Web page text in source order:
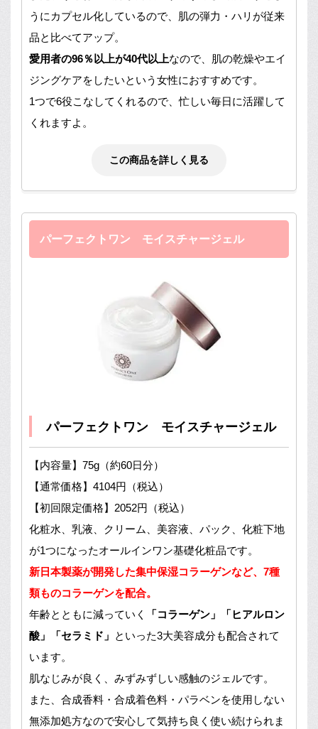
うにカプセル化しているので、肌の弾力・ハリが従来
品と比べてアップ。
愛用者の96％以上が40代以上なので、肌の乾燥やエイ
ジングケアをしたいという女性におすすめです。
1つで6役こなしてくれるので、忙しい毎日に活躍して
くれますよ。
この商品を詳しく見る
パーフェクトワン モイスチャージェル
パーフェクトワン モイスチャージェル
【内容量】75g（約60日分）
【通常価格】4104円（税込）
【初回限定価格】2052円（税込）
化粧水、乳液、クリーム、美容液、パック、化粧下地
が1つになったオールインワン基礎化粧品です。
新日本製薬が開発した集中保湿コラーゲンなど、7種
類ものコラーゲンを配合。
年齢とともに減っていく
「コラーゲン」「ヒアルロン
酸」「セラミド」 といった3大美容成分も配合されて
います。
肌なじみが良く、みずみずしい感触のジェルです。
また、合成香料・合成着色料・パラベンを使用しない
無添加処方なので安心して気持ち良く使い続けられま